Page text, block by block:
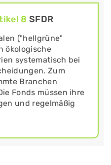
8 SFDR
("hellgrüne"
ökologische
systematisch bei
Zum
Branchen
Fonds müssen ihre
und regelmäßig